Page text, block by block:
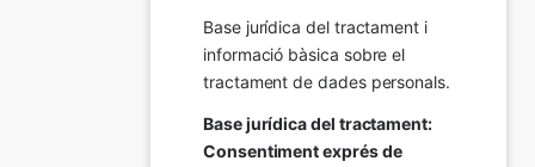
Base jurídica del tractament i
informació bàsica sobre el
tractament de dades personals.
Base jurídica del tractament:
Consentiment exprés de